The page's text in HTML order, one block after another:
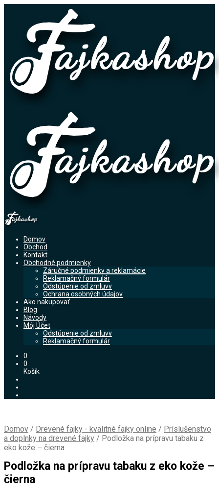
Domov
Obchod
Kontakt
Obchodné podmienky
Záručné podmienky a reklamácie
Reklamačný formulár
Odstúpenie od zmluvy
Ochrana osobných údajov
Ako nakupovať
Blog
Návody
Môj Účet
Odstúpenie od zmluvy
Reklamačný formulár
0
0
Košík
Domov / Drevené fajky - kvalitné fajky online / Príslušenstvo
a doplnky na drevené fajky / Podložka na prípravu tabaku z
eko kože – čierna
Podložka na prípravu tabaku z eko kože –
čierna